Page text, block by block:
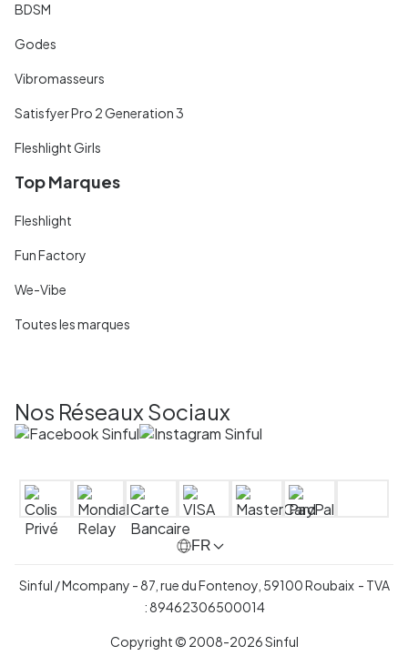
BDSM
Godes
Vibromasseurs
Satisfyer Pro 2 Generation 3
Fleshlight Girls
Top Marques
Fleshlight
Fun Factory
We-Vibe
Toutes les marques
Nos Réseaux Sociaux
FR
Sinful / Mcompany - 87, rue du Fontenoy, 59100 Roubaix - TVA
: 89462306500014
Copyright © 2008-2026 Sinful